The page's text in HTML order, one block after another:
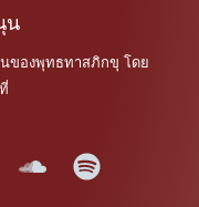
น
ของพุทธทาสภิกขุ โดย